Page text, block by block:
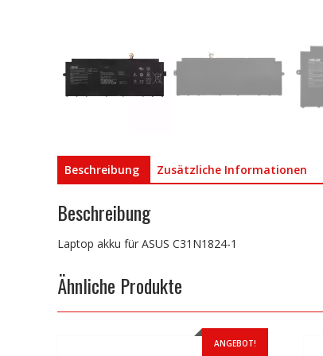
Beschreibung Zusätzliche Informationen
Beschreibung
Laptop akku für ASUS C31N1824-1
Ähnliche Produkte
ANGEBOT!